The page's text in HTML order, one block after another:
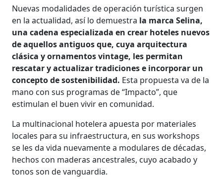
Nuevas modalidades de operación turística surgen
en la actualidad, así lo demuestra la marca Selina,
una cadena especializada en crear hoteles nuevos
de aquellos antiguos que, cuya arquitectura
clásica y ornamentos vintage, les permitan
rescatar y actualizar tradiciones e incorporar un
concepto de sostenibilidad. Esta propuesta va de la
mano con sus programas de “Impacto”, que
estimulan el buen vivir en comunidad.
La multinacional hotelera apuesta por materiales
locales para su infraestructura, en sus workshops
se les da vida nuevamente a modulares de décadas,
hechos con maderas ancestrales, cuyo acabado y
tonos son de vanguardia.